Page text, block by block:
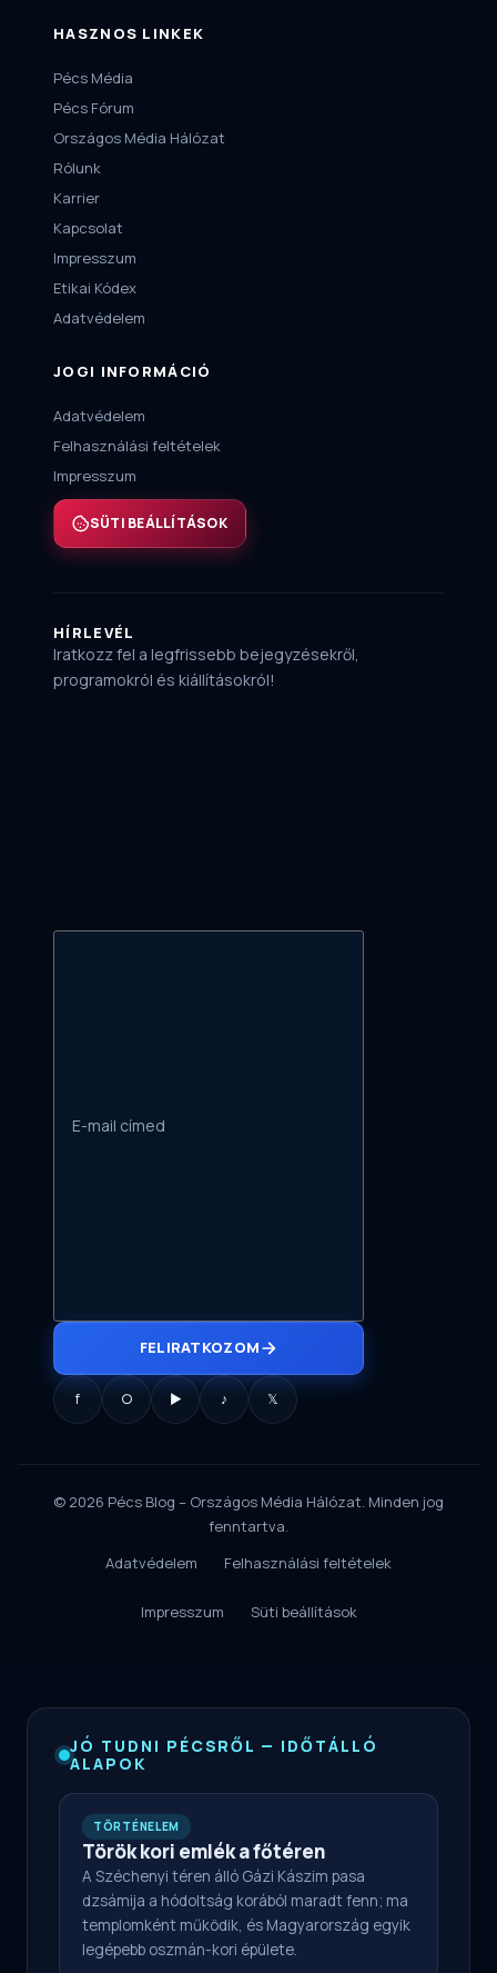
HASZNOS LINKEK
Pécs Média
Pécs Fórum
Országos Média Hálózat
Rólunk
Karrier
Kapcsolat
Impresszum
Etikai Kódex
Adatvédelem
JOGI INFORMÁCIÓ
Adatvédelem
Felhasználási feltételek
Impresszum
SÜTI BEÁLLÍTÁSOK
HÍRLEVÉL
Iratkozz fel a legfrissebb bejegyzésekről,
programokról és kiállításokról!
FELIRATKOZOM
f ○ ▶ ♪ 𝕏
© 2026 Pécs Blog – Országos Média Hálózat. Minden jog
fenntartva.
Adatvédelem
Felhasználási feltételek
Impresszum Süti beállítások
JÓ TUDNI PÉCSRŐL — IDŐTÁLLÓ
ALAPOK
TÖRTÉNELEM
Török kori emlék a főtéren
A Széchenyi téren álló Gázi Kászim pasa
dzsámija a hódoltság korából maradt fenn; ma
templomként működik, és Magyarország egyik
legépebb oszmán-kori épülete.